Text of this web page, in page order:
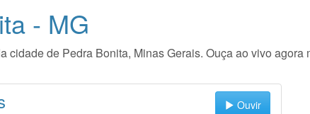
- MG
de Pedra Bonita, Minas Gerais. Ouça ao vivo agora
Ouvir